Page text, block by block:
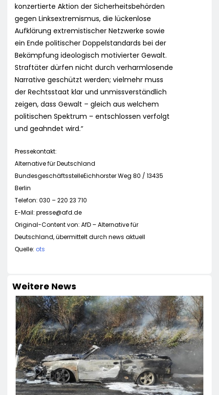
konzertierte Aktion der Sicherheitsbehörden
gegen Linksextremismus, die lückenlose
Aufklärung extremistischer Netzwerke sowie
ein Ende politischer Doppelstandards bei der
Bekämpfung ideologisch motivierter Gewalt.
Straftäter dürfen nicht durch verharmlosende
Narrative geschützt werden; vielmehr muss
der Rechtsstaat klar und unmissverständlich
zeigen, dass Gewalt – gleich aus welchem
politischen Spektrum – entschlossen verfolgt
und geahndet wird.“
Pressekontakt:
Alternative für Deutschland
BundesgeschäftsstelleEichhorster Weg 80 / 13435
Berlin
Telefon: 030 – 220 23 710
E-Mail: presse@afd.de
Original-Content von: AfD – Alternative für
Deutschland, übermittelt durch news aktuell
Quelle: ots
Weitere News